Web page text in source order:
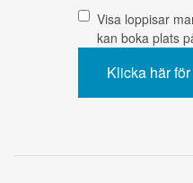
Visa loppisar
kan boka plats